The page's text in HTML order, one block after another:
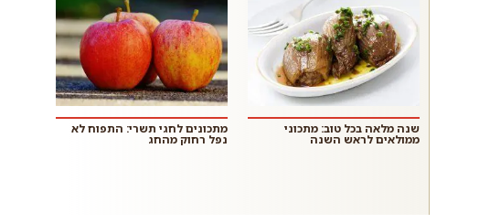
שנה מלאה בכל טוב: מתכוני
ממולאים לראש השנה
מתכונים לחגי תשרי: התפוח לא
נפל רחוק מהחג